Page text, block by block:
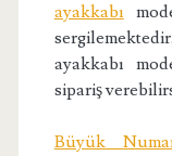
ayakkabı
ayakkabı
sipariş
Büyük